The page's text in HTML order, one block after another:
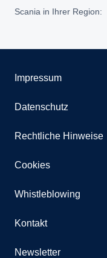
Scania in Ihrer Region:
Impressum
Datenschutz
Rechtliche Hinweise
Cookies
Whistleblowing
Kontakt
Newsletter